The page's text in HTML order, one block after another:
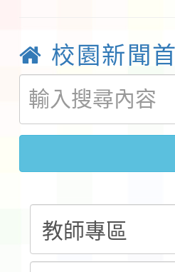
鎮韌性（
速演練執
「115年
法」
本校115
第3次招
告(不再辦
檢送「桃
賽實施要
本市「
程安排一案
「桃園市
校園新聞